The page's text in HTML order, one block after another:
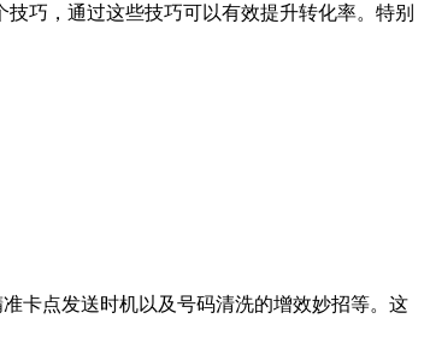
巧，通过这些技巧可以有效提升转化率。特别
卡点发送时机以及号码清洗的增效妙招等。这